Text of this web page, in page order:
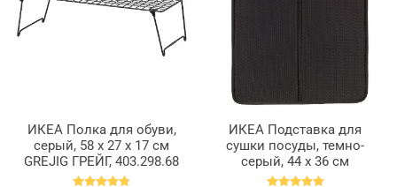
ИКЕА Полка для обуви,
серый, 58 x 27 x 17 см
GREJIG ГРЕЙГ, 403.298.68
ИКЕА Подставка для
сушки посуды, темно-
серый, 44 x 36 см
NYSKÖLJD НЮХОЛИД,